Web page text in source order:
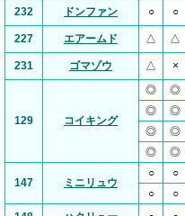
232 ドンファン ○ ○
227 エアームド △ △
231 ゴマゾウ △ ×
129 コイキング
◎ ◎
◎
◎
◎
◎
◎
◎
147 ミニリュウ
○ ○
○
○